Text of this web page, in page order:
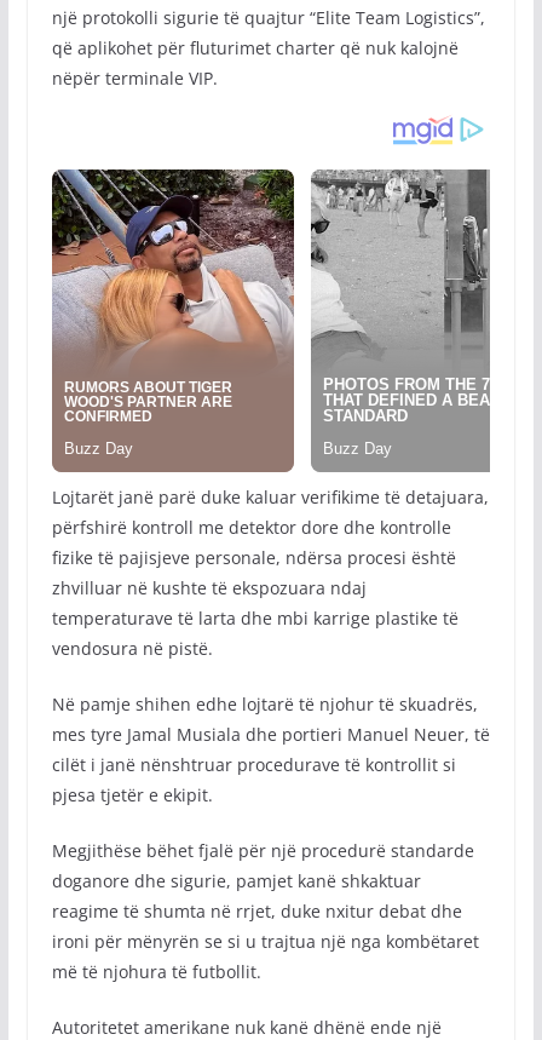
një protokolli sigurie të quajtur “Elite Team Logistics”,
që aplikohet për fluturimet charter që nuk kalojnë
nëpër terminale VIP.
Lojtarët janë parë duke kaluar verifikime të detajuara,
përfshirë kontroll me detektor dore dhe kontrolle
fizike të pajisjeve personale, ndërsa procesi është
zhvilluar në kushte të ekspozuara ndaj
temperaturave të larta dhe mbi karrige plastike të
vendosura në pistë.
Në pamje shihen edhe lojtarë të njohur të skuadrës,
mes tyre Jamal Musiala dhe portieri Manuel Neuer, të
cilët i janë nënshtruar procedurave të kontrollit si
pjesa tjetër e ekipit.
Megjithëse bëhet fjalë për një procedurë standarde
doganore dhe sigurie, pamjet kanë shkaktuar
reagime të shumta në rrjet, duke nxitur debat dhe
ironi për mënyrën se si u trajtua një nga kombëtaret
më të njohura të futbollit.
Autoritetet amerikane nuk kanë dhënë ende një